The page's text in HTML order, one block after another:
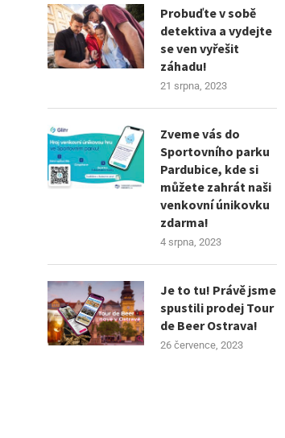
Probuďte v sobě
detektiva a vydejte
se ven vyřešit
záhadu!
21 srpna, 2023
Zveme vás do
Sportovního parku
Pardubice, kde si
můžete zahrát naši
venkovní únikovku
zdarma!
4 srpna, 2023
Je to tu! Právě jsme
spustili prodej Tour
de Beer Ostrava!
26 července, 2023